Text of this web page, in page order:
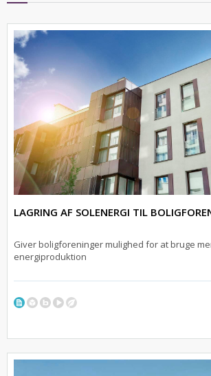
LAGRING AF SOLENERGI TIL
Giver boligforeninger mulighed for at bruge
energiproduktion